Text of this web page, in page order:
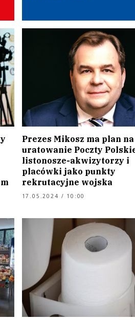
Prezes Mikosz ma plan na
uratowanie Poczty
listonosze-akwizytorzy i
placówki jako punkty
rekrutacyjne wojska
17.05.2024 / 10:00